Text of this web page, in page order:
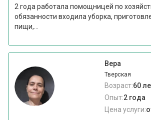
2 года работала помощницей по
обязанности входила уборка,
пищи,...
Вера
Тверская
Возраст:60
Опыт:2 года
Цена услуги: